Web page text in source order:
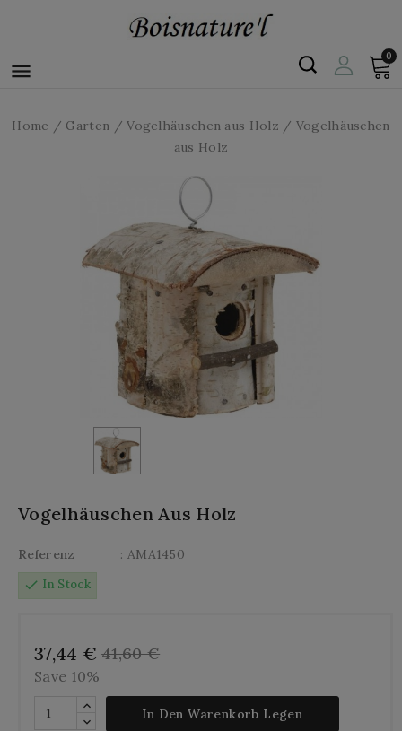

0
Home Garten Vogelhäuschen aus Holz
Vogelhäuschen
aus Holz
Vogelhäuschen Aus Holz
Referenz
: AMA1450
check In Stock
37,44 € 41,60 €
Save 10%
In Den Warenkorb Legen